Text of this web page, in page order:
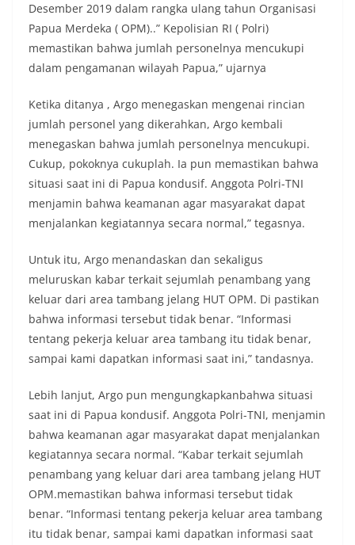
Desember 2019 dalam rangka ulang tahun Organisasi
Papua Merdeka ( OPM)..” Kepolisian RI ( Polri)
memastikan bahwa jumlah personelnya mencukupi
dalam pengamanan wilayah Papua,” ujarnya
Ketika ditanya , Argo menegaskan mengenai rincian
jumlah personel yang dikerahkan, Argo kembali
menegaskan bahwa jumlah personelnya mencukupi.
Cukup, pokoknya cukuplah. Ia pun memastikan bahwa
situasi saat ini di Papua kondusif. Anggota Polri-TNI
menjamin bahwa keamanan agar masyarakat dapat
menjalankan kegiatannya secara normal,” tegasnya.
Untuk itu, Argo menandaskan dan sekaligus
meluruskan kabar terkait sejumlah penambang yang
keluar dari area tambang jelang HUT OPM. Di pastikan
bahwa informasi tersebut tidak benar. “Informasi
tentang pekerja keluar area tambang itu tidak benar,
sampai kami dapatkan informasi saat ini,” tandasnya.
Lebih lanjut, Argo pun mengungkapkanbahwa situasi
saat ini di Papua kondusif. Anggota Polri-TNI, menjamin
bahwa keamanan agar masyarakat dapat menjalankan
kegiatannya secara normal. “Kabar terkait sejumlah
penambang yang keluar dari area tambang jelang HUT
OPM.memastikan bahwa informasi tersebut tidak
benar. “Informasi tentang pekerja keluar area tambang
itu tidak benar, sampai kami dapatkan informasi saat